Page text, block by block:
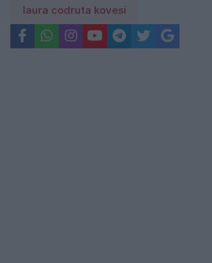
laura codruta kovesi